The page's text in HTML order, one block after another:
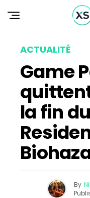
ACTUALITÉ
Game
la fin
By